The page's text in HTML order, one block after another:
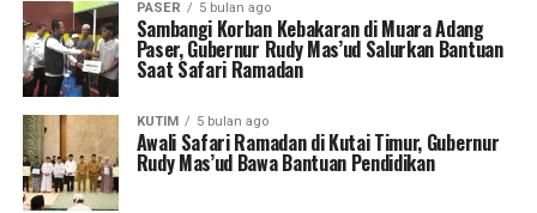
PASER 5 bulan ago
Sambangi Korban Kebakaran di Muara Adang
Paser, Gubernur Rudy Mas’ud Salurkan Bantuan
Saat Safari Ramadan
KUTIM 5 bulan ago
Awali Safari Ramadan di Kutai Timur, Gubernur
Rudy Mas’ud Bawa Bantuan Pendidikan